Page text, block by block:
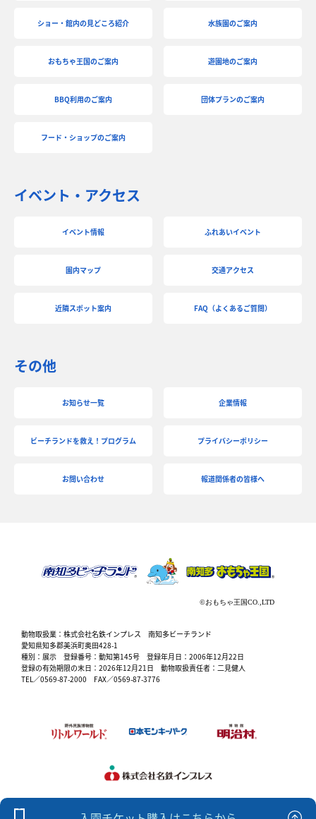
ショー・館内の見どころ紹介 水族園のご案内
おもちゃ王国のご案内 遊園地のご案内
BBQ利用のご案内 団体プランのご案内
フード・ショップのご案内
イベント・アクセス
イベント情報 ふれあいイベント
園内マップ 交通アクセス
近隣スポット案内 FAQ（よくあるご質問）
その他
お知らせ一覧 企業情報
ビーチランドを救え！プログラム プライバシーポリシー
お問い合わせ 報道関係者の皆様へ
動物取扱業：株式会社名鉄インプレス 南知多ビーチランド
愛知県知多郡美浜町奥田428-1
種別：展示 登録番号：動知第145号 登録年月日：2006年12月22日
登録の有効期限の末日：2026年12月21日 動物取扱責任者：二見健人
TEL／0569-87-2000 FAX／0569-87-3776